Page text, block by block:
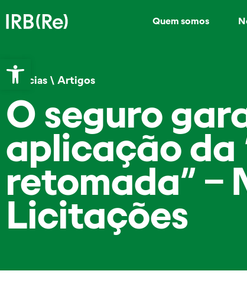
Abrir a barra de ferramentas
Quem somos
Notícias \ Artigos
O seguro
aplicação da
retomada” –
Licitações